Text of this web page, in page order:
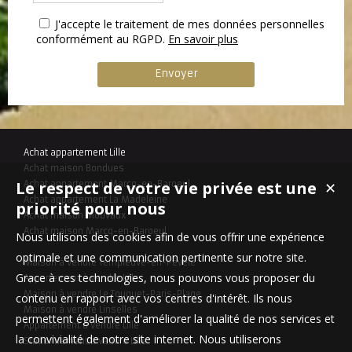
J'accepte le traitement de mes données personnelles
conformément au RGPD. En savoir plus
Achat appartement Lille
Achat maison Bondues
Achat appartement Marcq-en-Baroeul
Achat appartement La Madeleine
Achat maison Mouvaux
Achat maison Marcq-en-Baroeul
Maison à vendre Templeuve-en-Pévèle
Appartement à vendre Lille
Maison à vendre Le Touquet-Paris-Plage
Maison à vendre Linselles
Appartement à vendre Lille
Stationnement à vendre Lille
✕
Le respect de votre vie privée est une
priorité pour nous
Nous utilisons des cookies afin de vous offrir une expérience
optimale et une communication pertinente sur notre site.
Grace à ces technologies, nous pouvons vous proposer du
contenu en rapport avec vos centres d'intérêt. Ils nous
permettent également d'améliorer la qualité de nos services et
la convivialité de notre site internet. Nous utiliserons